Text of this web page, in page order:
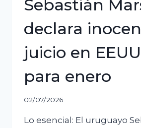
Sebastián
declara
juicio en
para enero
02/07/2026
Lo esencial: El uruguayo